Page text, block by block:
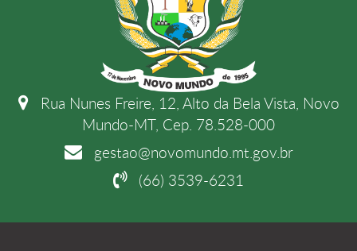
Rua Nunes Freire, 12, Alto da Bela Vista, Novo
Mundo-MT, Cep. 78.528-000
gestao@novomundo.mt.gov.br
(66) 3539-6231